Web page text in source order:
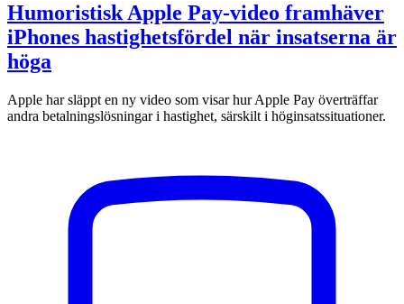
Humoristisk Apple Pay-video framhäver
iPhones hastighetsfördel när insatserna är
höga
Apple har släppt en ny video som visar hur Apple Pay överträffar
andra betalningslösningar i hastighet, särskilt i höginsatssituationer.